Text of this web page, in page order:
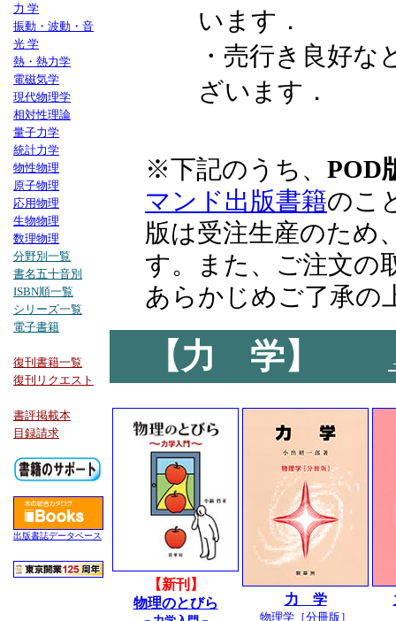
力 学
振動・波動・音
光 学
熱・熱力学
電磁気学
現代物理学
相対性理論
量子力学
統計力学
物性物理
原子物理
応用物理
生物物理
数理物理
分野別一覧
書名五十音別
ISBN順一覧
シリーズ一覧
電子書籍
復刊書籍一覧
復刊リクエスト
書評掲載本
目録請求
出版書誌データベース
います．
・売行き良好
ざいます．
※下記のうち、 POD
マンド出版書籍のこ
版は受注生産のため
す。また、ご注文の
あらかじめご了承の
【力 学】
【新刊】
物理のとびら
力 学
物理学［分冊版］